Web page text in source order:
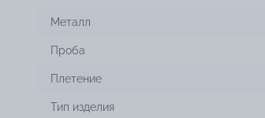
Металл
Проба
Плетение
Тип изделия